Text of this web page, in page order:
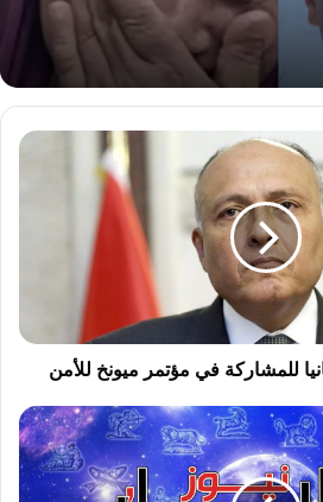
للمشاركة في مؤتمر ميونخ للأمن